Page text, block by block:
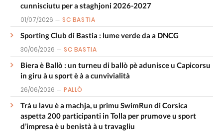
cunnisciutu per a staghjoni 2026-2027
01/07/2026 SC BASTIA
Sporting Club di Bastia : lume verde da a DNCG
30/06/2026 SC BASTIA
Biera è Ballò : un turneu di ballò pè adunisce u Capicorsu
in giru à u sport è à a cunvivialità
26/06/2026 PALLÒ
Trà u lavu è a machja, u primu SwimRun di Corsica
aspetta 200 participanti in Tolla per prumove u sport
d’impresa è u benistà à u travagliu